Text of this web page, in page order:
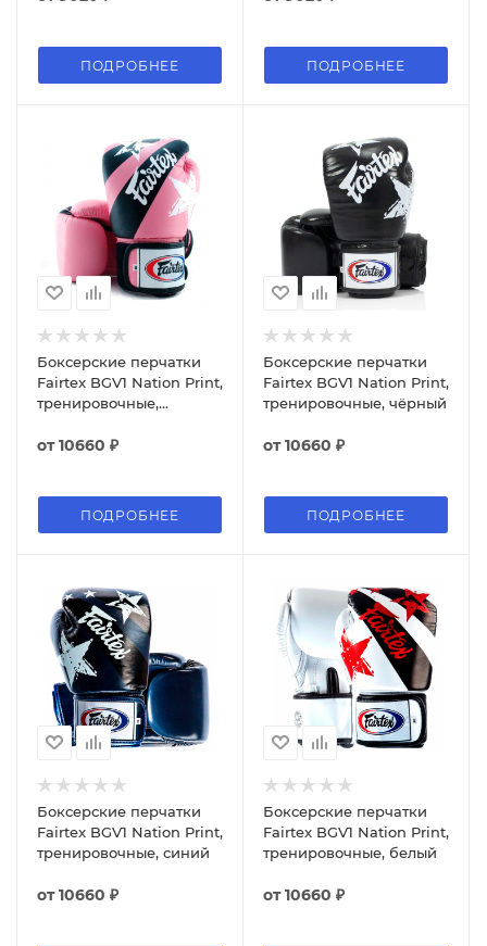
ПОДРОБНЕЕ ПОДРОБНЕЕ
Боксерские перчатки
Fairtex BGV1 Nation Print,
тренировочные,
от10660 ₽
ПОДРОБНЕЕ
Боксерские перчатки
Fairtex BGV1 Nation Print,
тренировочные, чёрный
от10660 ₽
ПОДРОБНЕЕ
Боксерские перчатки
Fairtex BGV1 Nation Print,
тренировочные, синий
от10660 ₽
Боксерские перчатки
Fairtex BGV1 Nation Print,
тренировочные, белый
от10660 ₽